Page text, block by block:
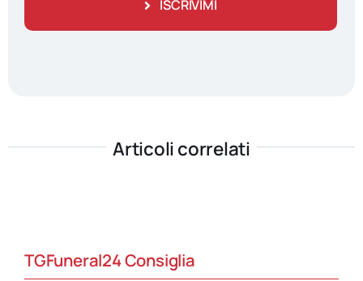
ISCRIVIMI
Articoli correlati
TGFuneral24 Consiglia